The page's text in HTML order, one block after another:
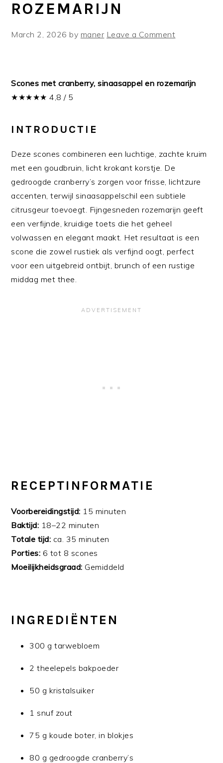
ROZEMARIJN
March 2, 2026 by maner Leave a Comment
Scones met cranberry, sinaasappel en rozemarijn
★★★★★ 4,8 / 5
INTRODUCTIE
Deze scones combineren een luchtige, zachte kruim
met een goudbruin, licht krokant korstje. De
gedroogde cranberry’s zorgen voor frisse, lichtzure
accenten, terwijl sinaasappelschil een subtiele
citrusgeur toevoegt. Fijngesneden rozemarijn geeft
een verfijnde, kruidige toets die het geheel
volwassen en elegant maakt. Het resultaat is een
scone die zowel rustiek als verfijnd oogt, perfect
voor een uitgebreid ontbijt, brunch of een rustige
middag met thee.
RECEPTINFORMATIE
Voorbereidingstijd: 15 minuten
Baktijd: 18–22 minuten
Totale tijd: ca. 35 minuten
Porties: 6 tot 8 scones
Moeilijkheidsgraad: Gemiddeld
INGREDIËNTEN
300 g tarwebloem
2 theelepels bakpoeder
50 g kristalsuiker
1 snuf zout
75 g koude boter, in blokjes
80 g gedroogde cranberry’s